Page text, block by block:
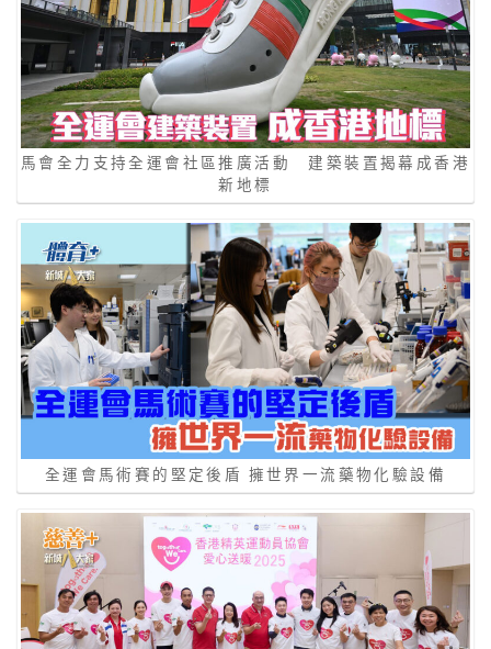
馬會全力支持全運會社區推廣活動 建築裝置揭幕成香港
新地標
全運會馬術賽的堅定後盾 擁世界一流藥物化驗設備